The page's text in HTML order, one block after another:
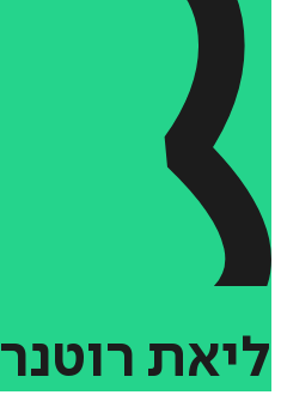
ליאת רוטנר